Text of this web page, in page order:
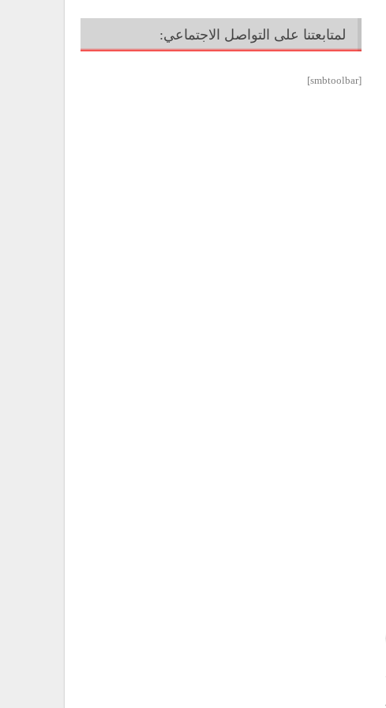
لمتابعتنا على التواصل الاجتماعي:
[smbtoolbar]